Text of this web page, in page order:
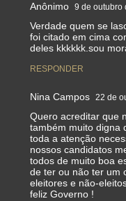
Anônimo 9 de outubro
Verdade quem se
foi citado em cima
deles kkkkkk.sou
RESPONDER
Nina Campos 22 de
Quero acreditar que
também muito digna
toda a atenção
nossos candidatos
todos de muito boa
de ter ou não ter um
eleitores e não-
feliz Governo !